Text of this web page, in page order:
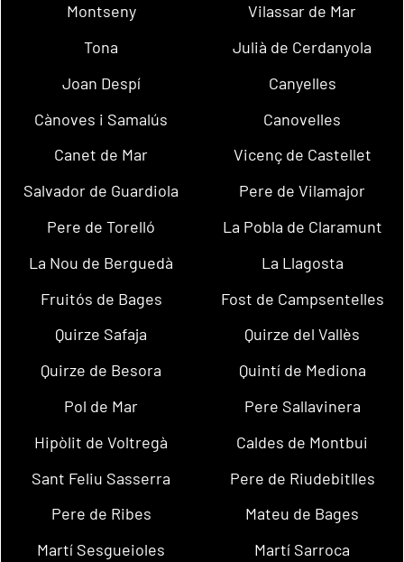
Montseny
Vilassar de Mar
Tona
Julià de Cerdanyola
Joan Despí
Canyelles
Cànoves i Samalús
Canovelles
Canet de Mar
Vicenç de Castellet
Salvador de Guardiola
Pere de Vilamajor
Pere de Torelló
La Pobla de Claramunt
La Nou de Berguedà
La Llagosta
Fruitós de Bages
Fost de Campsentelles
Quirze Safaja
Quirze del Vallès
Quirze de Besora
Quintí de Mediona
Pol de Mar
Pere Sallavinera
Hipòlit de Voltregà
Caldes de Montbui
Sant Feliu Sasserra
Pere de Riudebitlles
Pere de Ribes
Mateu de Bages
Martí Sesgueioles
Martí Sarroca